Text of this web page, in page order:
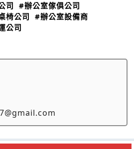
司 #辦公室傢俱公司
椅公司
#辦公室設備商
公司